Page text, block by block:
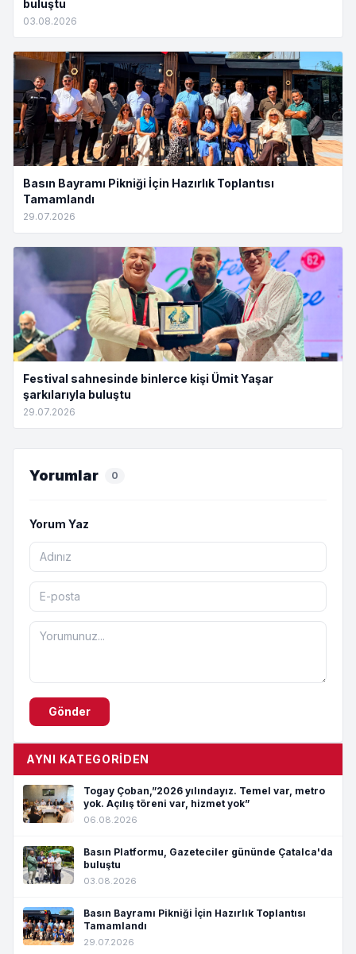
buluştu
03.08.2026
Basın Bayramı Pikniği İçin Hazırlık Toplantısı
Tamamlandı
29.07.2026
Festival sahnesinde binlerce kişi Ümit Yaşar
şarkılarıyla buluştu
29.07.2026
Yorumlar 0
Yorum Yaz
Gönder
AYNI KATEGORIDEN
Togay Çoban,”2026 yılındayız. Temel var, metro
yok. Açılış töreni var, hizmet yok”
06.08.2026
Basın Platformu, Gazeteciler gününde Çatalca'da
buluştu
03.08.2026
Basın Bayramı Pikniği İçin Hazırlık Toplantısı
Tamamlandı
29.07.2026